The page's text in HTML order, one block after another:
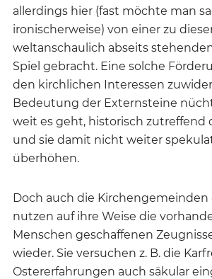
allerdings hier (fast möchte man
ironischerweise) von einer zu
weltanschaulich abseits
Spiel gebracht. Eine solche
den kirchlichen Interessen
Bedeutung der Externsteine
weit es geht, historisch zutreffend
und sie damit nicht weiter
überhöhen.
Doch auch die
nutzen auf ihre Weise die
Menschen geschaffenen
wieder. Sie versuchen z. B. die
Ostererfahrungen auch säkular